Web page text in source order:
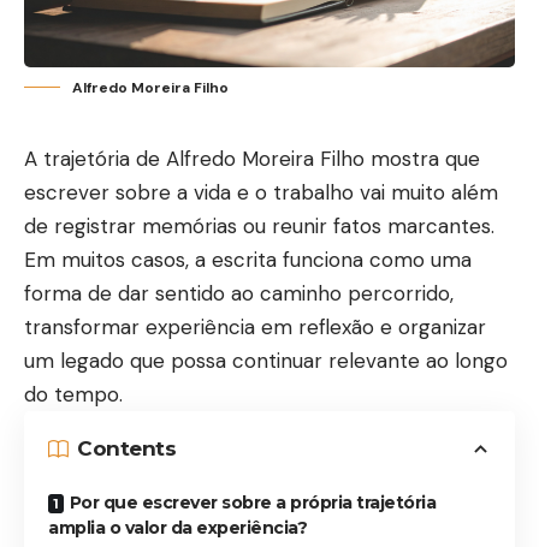
Alfredo Moreira Filho
A trajetória de Alfredo Moreira Filho mostra que
escrever sobre a vida e o trabalho vai muito além
de registrar memórias ou reunir fatos marcantes.
Em muitos casos, a escrita funciona como uma
forma de dar sentido ao caminho percorrido,
transformar experiência em reflexão e organizar
um legado que possa continuar relevante ao longo
do tempo.
Contents
Por que escrever sobre a própria trajetória
amplia o valor da experiência?